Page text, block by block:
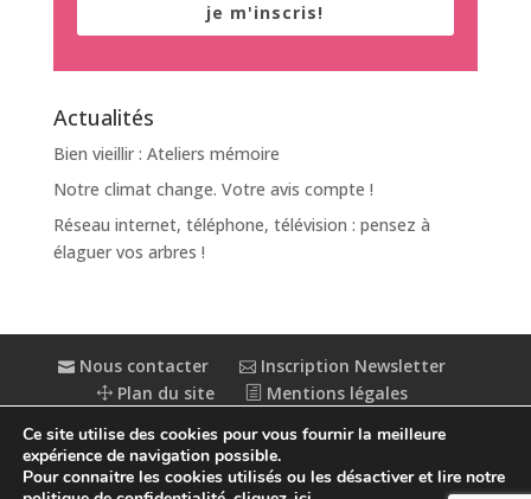
je m'inscris!
Actualités
Bien vieillir : Ateliers mémoire
Notre climat change. Votre avis compte !
Réseau internet, téléphone, télévision : pensez à
élaguer vos arbres !
Nous contacter
Inscription Newsletter
Plan du site
Mentions légales
Accessibilité : partiellement conforme
Ce site utilise des cookies pour vous fournir la meilleure
expérience de navigation possible.
Pour connaitre les cookies utilisés ou les désactiver et lire notre